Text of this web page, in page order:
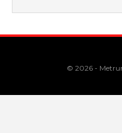
© 2026 -